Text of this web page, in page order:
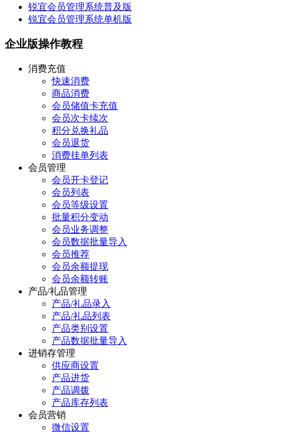
锐宜会员管理系统普及版
锐宜会员管理系统单机版
企业版操作教程
消费充值
快速消费
商品消费
会员储值卡充值
会员次卡续次
积分兑换礼品
会员退货
消费挂单列表
会员管理
会员开卡登记
会员列表
会员等级设置
批量积分变动
会员业务调整
会员数据批量导入
会员推荐
会员余额提现
会员余额转账
产品/礼品管理
产品/礼品录入
产品/礼品列表
产品类别设置
产品数据批量导入
进销存管理
供应商设置
产品进货
产品调拨
产品库存列表
会员营销
微信设置